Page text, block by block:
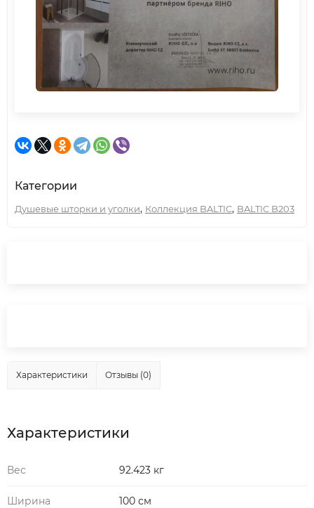
Категории
Душевые шторки и уголки, Коллекция BALTIC, BALTIC B203
Характеристики Отзывы (0)
Характеристики
Вес 92.423 кг
Ширина 100 см